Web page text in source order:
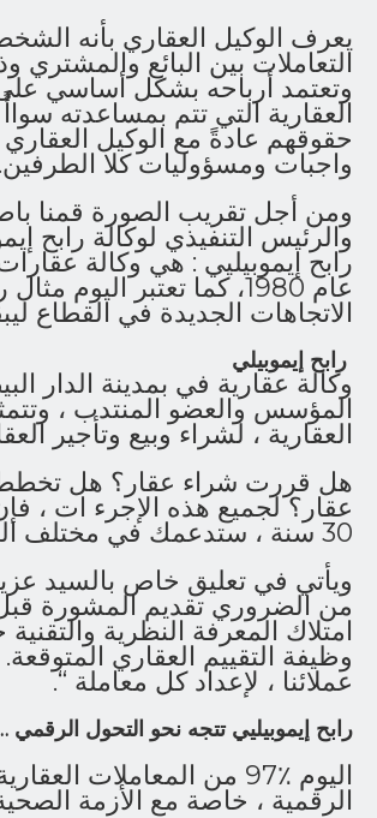
يعرف الوكيل العقاري بأنه
التعاملات بين البائع
وتعتمد أرباحه بشكل أساسي
العقارية التي تتم بمساعدته
حقوقهم عادةً مع الوكيل
واجبات ومسؤوليات كلا الطرفين.
ومن أجل تقريب الصورة قمنا
والرئيس التنفيذي لوكالة رابح
رابح إيموبيليي : هي وكالة
عام 1980، كما تعتبر
الاتجاهات الجديدة في القطاع
رابح إيموبيلي
وكالة عقارية في بمدينة الدار
المؤسس والعضو المنتدب ،
العقارية ، لشراء وبيع وتأجير
هل قررت شراء عقار؟ هل تخطط
عقار؟ لجميع هذه الإجرء ات ، فإن
30 سنة ، ستدعمك في مختلف المجالات: الفنية والمالية والقانونية ، إلخ.
ويأتي في تعليق خاص بالسيد عزيز
من الضروري تقديم المشورة
امتلاك المعرفة النظرية
وظيفة التقييم العقاري
عملائنا ، لإعداد كل معاملة “.
رابح إيموبيليي تتجه نحو التحول الرقمي
اليوم ٪97 من المعاملات
الرقمية ، خاصة مع الأزمة